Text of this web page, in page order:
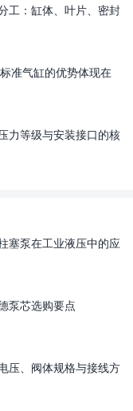
工：缸体、叶片、密封
准气缸的优势体现在
力等级与安装接口的核
塞泵在工业液压中的应
泵芯选购要点
压、阀体规格与接线方